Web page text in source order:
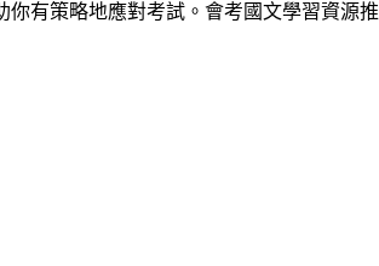
有策略地應對考試。會考國文學習資源